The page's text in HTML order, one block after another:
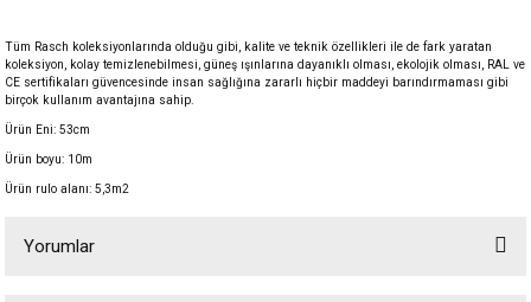
Tüm Rasch koleksiyonlarında olduğu gibi, kalite ve teknik özellikleri ile de fark yaratan
koleksiyon, kolay temizlenebilmesi, güneş ışınlarına dayanıklı olması, ekolojik olması, RAL ve
CE sertifikaları güvencesinde insan sağlığına zararlı hiçbir maddeyi barındırmaması gibi
birçok kullanım avantajına sahip.
Ürün Eni: 53cm
Ürün boyu: 10m
Ürün rulo alanı: 5,3m2
Yorumlar